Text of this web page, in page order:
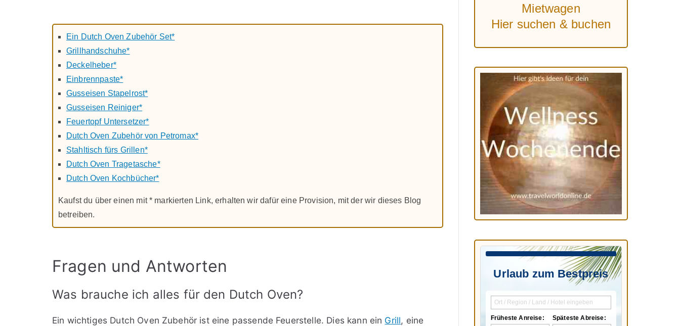
Ein Dutch Oven Zubehör Set*
Grillhandschuhe*
Deckelheber*
Einbrennpaste*
Gusseisen Stapelrost*
Gusseisen Reiniger*
Feuertopf Untersetzer*
Dutch Oven Zubehör von Petromax*
Stahltisch fürs Grillen*
Dutch Oven Tragetasche*
Dutch Oven Kochbücher*
Kaufst du über einen mit * markierten Link, erhalten wir dafür eine Provision, mit der wir dieses Blog
betreiben.
Fragen und Antworten
Was brauche ich alles für den Dutch Oven?
Ein wichtiges Dutch Oven Zubehör ist eine passende Feuerstelle. Dies kann ein Grill, eine
Mietwagen
Hier suchen & buchen
Urlaub zum Bestpreis
Früheste Anreise: Späteste Abreise: